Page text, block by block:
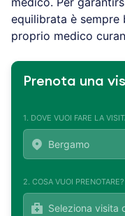
equilibrata è sempre
proprio medico
Prenota una
1. DOVE VUOI FARE LA
2. COSA VUOI